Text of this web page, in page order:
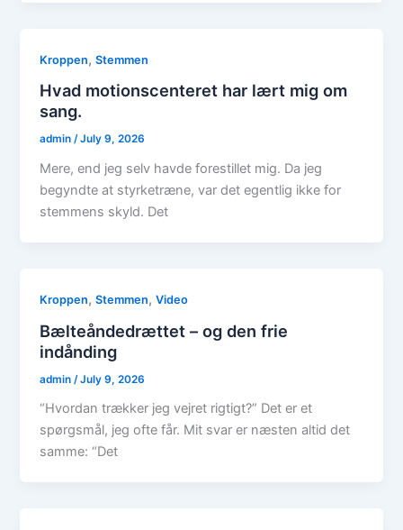
Kroppen,Stemmen
Hvad motionscenteret har lært mig om
sang.
admin/July 9, 2026
Mere, end jeg selv havde forestillet mig. Da jeg
begyndte at styrketræne, var det egentlig ikke for
stemmens skyld. Det
Kroppen,Stemmen,Video
Bælteåndedrættet – og den frie
indånding
admin /July 9, 2026
“Hvordan trækker jeg vejret rigtigt?” Det er et
spørgsmål, jeg ofte får. Mit svar er næsten altid det
samme: “Det